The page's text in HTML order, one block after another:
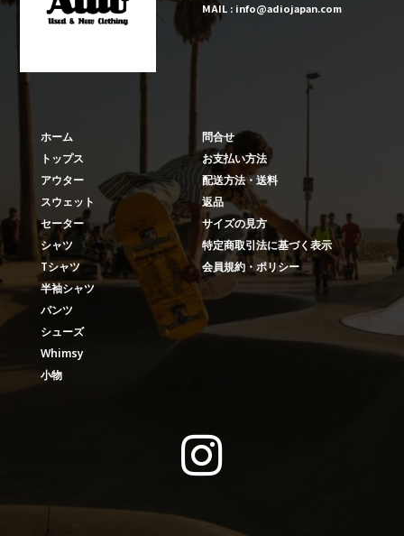
ト
個
MAIL : info@adiojapan.com
ホーム
トップス
アウター
スウェット
セーター
シャツ
Tシャツ
半袖シャツ
パンツ
シューズ
Whimsy
小物
問合せ
お支払い方法
配送方法・送料
返品
サイズの見方
特定商取引法に基づく表示
会員規約・ポリシー
